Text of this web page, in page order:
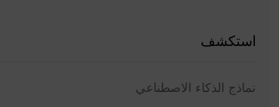
استكشف
نماذج الذكاء الاصطناعي